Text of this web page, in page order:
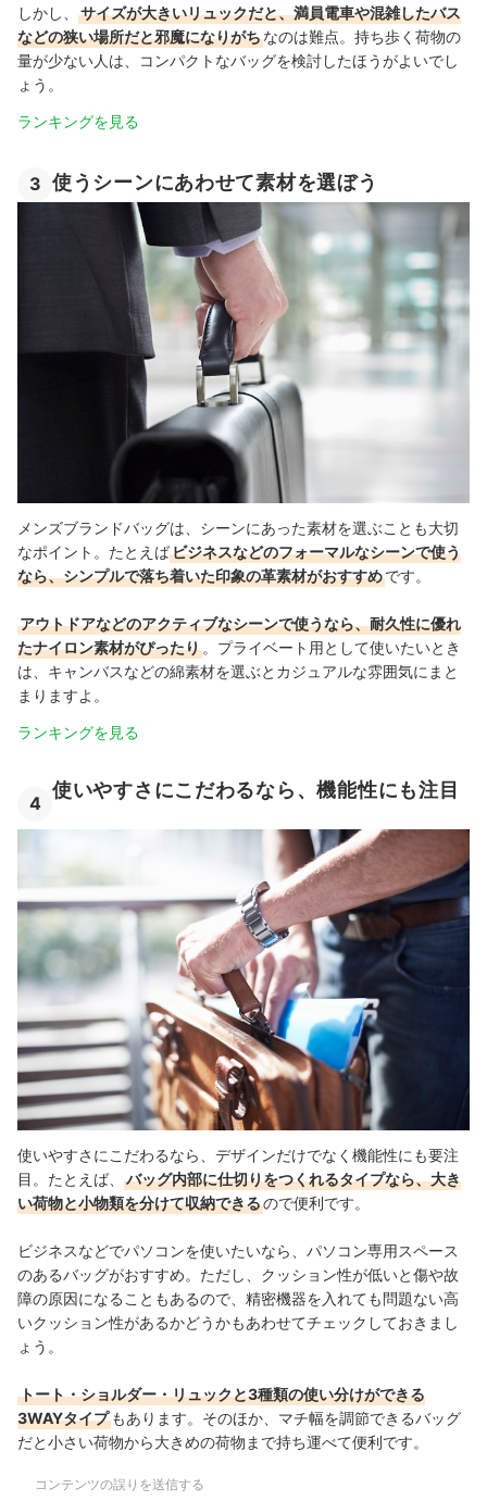
しかし、
サイズが大きいリュックだと、満員電車や混雑したバス
などの狭い場所だと邪魔になりがちなのは難点。持ち歩く荷物の
量が少ない人は、コンパクトなバッグを検討したほうがよいでし
ょう。
ランキングを見る
3 使うシーンにあわせて素材を選ぼう
メンズブランドバッグは、シーンにあった素材を選ぶことも大切
なポイント。たとえばビジネスなどのフォーマルなシーンで使う
なら、シンプルで落ち着いた印象の革素材がおすすめです。
アウトドアなどのアクティブなシーンで使うなら、耐久性に優れ
たナイロン素材がぴったり 。プライベート用として使いたいとき
は、キャンバスなどの綿素材を選ぶとカジュアルな雰囲気にまと
まりますよ。
ランキングを見る
4
使いやすさにこだわるなら、機能性にも注目
使いやすさにこだわるなら、デザインだけでなく機能性にも要注
目。たとえば、
バッグ内部に仕切りをつくれるタイプなら、大き
い荷物と小物類を分けて収納できるので便利です。
ビジネスなどでパソコンを使いたいなら、パソコン専用スペース
のあるバッグがおすすめ。ただし、クッション性が低いと傷や故
障の原因になることもあるので、精密機器を入れても問題ない高
いクッション性があるかどうかもあわせてチェックしておきまし
ょう。
トート・ショルダー・リュックと3種類の使い分けができる
3WAYタイプ もあります。そのほか、マチ幅を調節できるバッグ
だと小さい荷物から大きめの荷物まで持ち運べて便利です。
コンテンツの誤りを送信する